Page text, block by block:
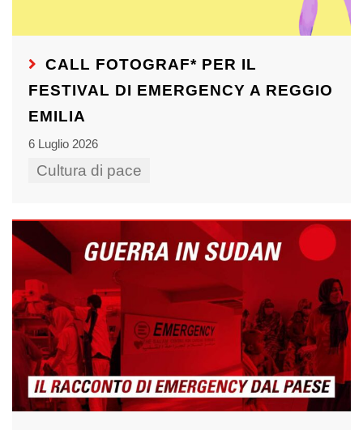
CALL FOTOGRAF* PER IL
FESTIVAL DI EMERGENCY A REGGIO
EMILIA
6 Luglio 2026
Cultura di pace